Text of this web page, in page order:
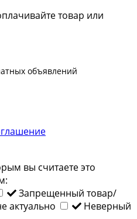
товар или
объявлений
вы считаете это
Запрещенный товар/
актуально
Неверный